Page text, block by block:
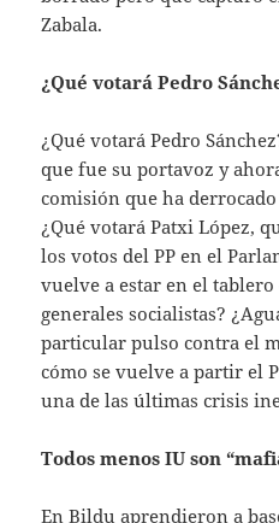
Zabala.
¿Qué votará Pedro
¿Qué votará Pedro
que fue su portavoz y
comisión que ha
¿Qué votará Patxi López,
los votos del PP en el
vuelve a estar en el
generales socialistas?
particular pulso contra el
cómo se vuelve a partir el
una de las últimas crisis
Todos menos IU son
En Bildu aprendieron a